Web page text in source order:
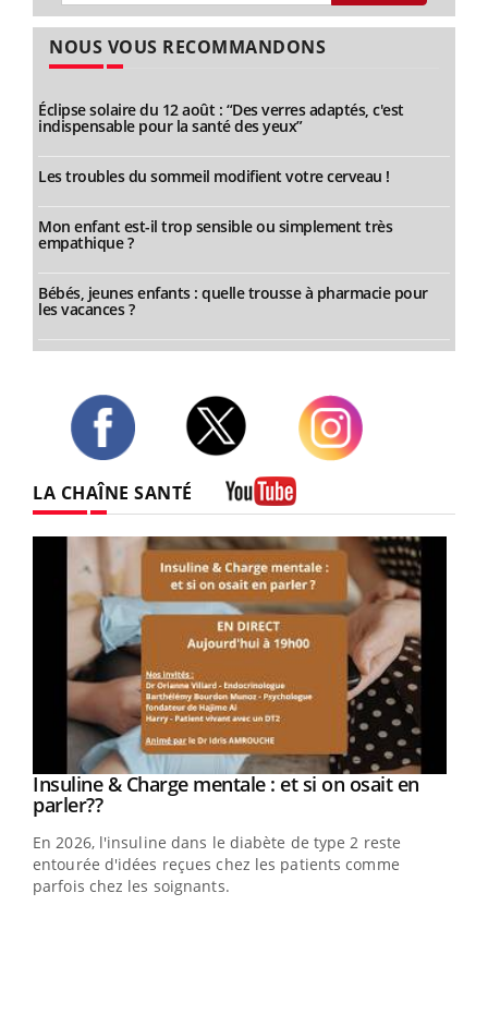
NOUS VOUS RECOMMANDONS
Éclipse solaire du 12 août : “Des verres adaptés, c'est
indispensable pour la santé des yeux”
Les troubles du sommeil modifient votre cerveau !
Mon enfant est-il trop sensible ou simplement très
empathique ?
Bébés, jeunes enfants : quelle trousse à pharmacie pour
les vacances ?
LA CHAÎNE SANTÉ
Youtube
Insuline & Charge mentale : et si on osait en
parler??Youtube
En 2026, l'insuline dans le diabète de type 2 reste
entourée d'idées reçues chez les patients comme
parfois chez les soignants.